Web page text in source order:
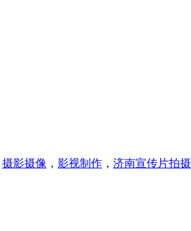
摄影摄像 ， 影视制作 ， 济南宣传片拍摄